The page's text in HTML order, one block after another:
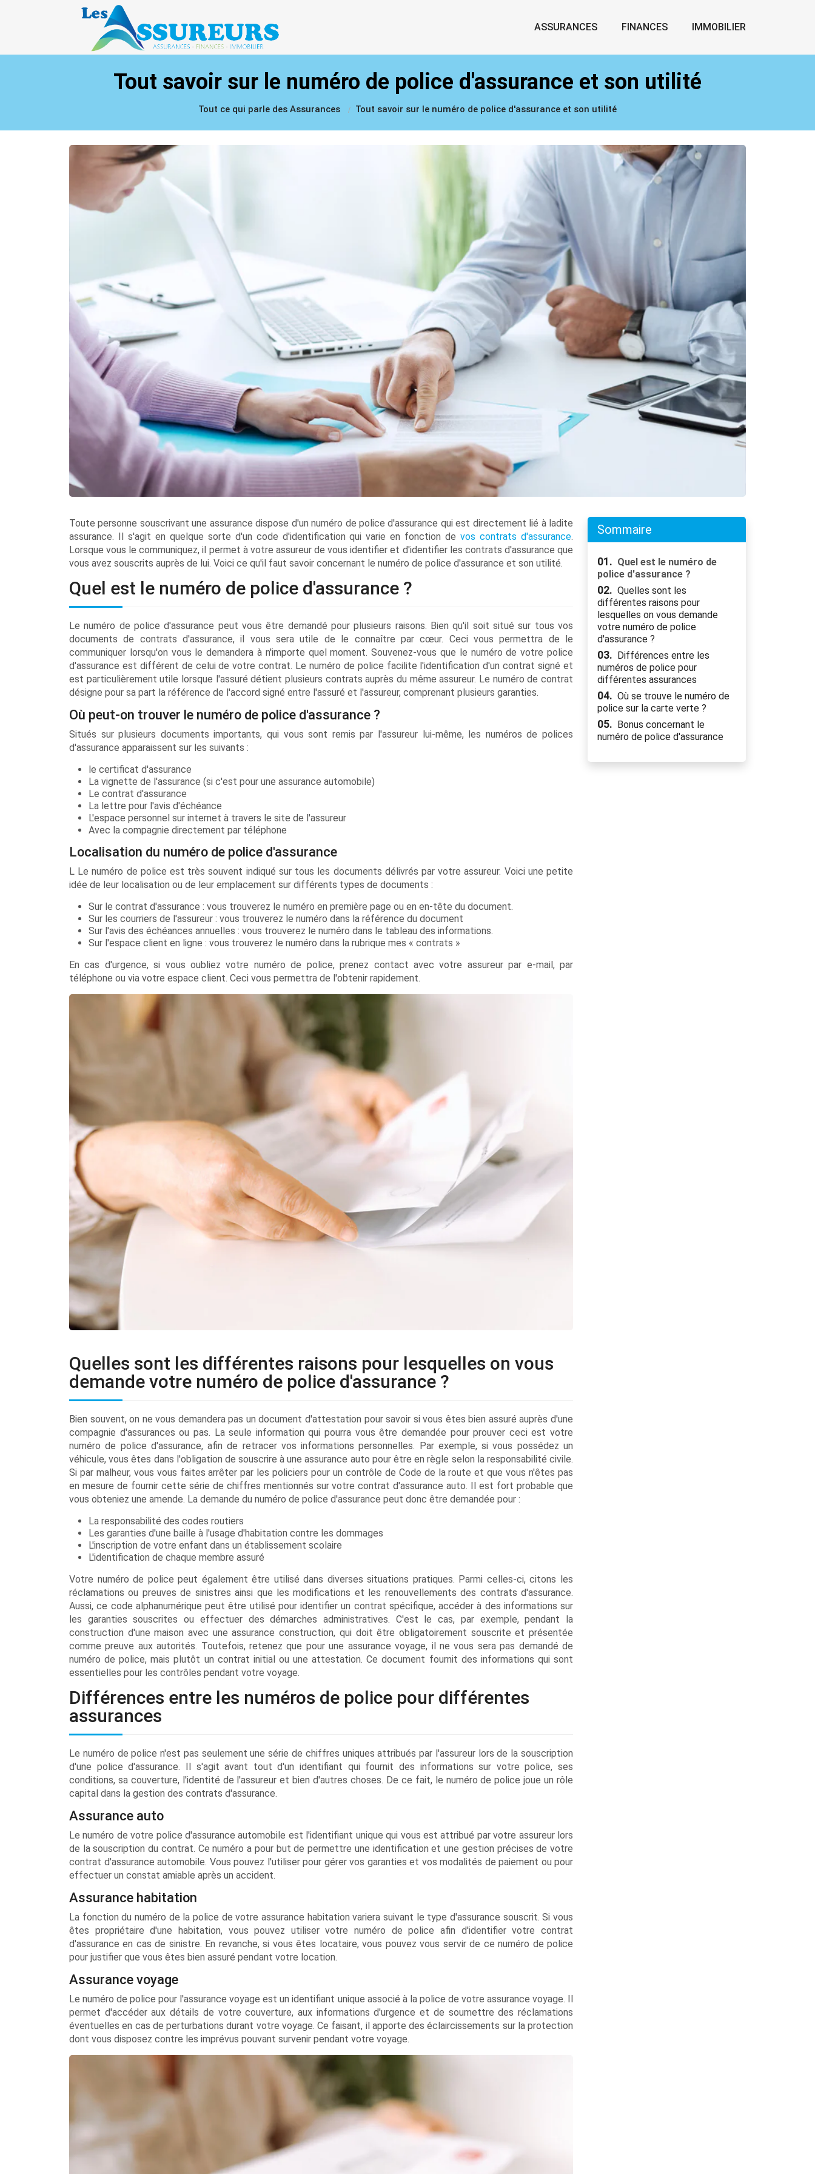
ASSURANCES FINANCES IMMOBILIER
Tout savoir sur le numéro de police d'assurance et son utilité
Tout ce qui parle des Assurances Tout savoir sur le numéro de police d'assurance et son utilité
Toute personne souscrivant une assurance dispose d'un numéro de police d'assurance qui est directement lié à ladite
assurance. Il s'agit en quelque sorte d'un code d'identification qui varie en fonction devos contrats d'assurance.
Lorsque vous le communiquez, il permet à votre assureur de vous identifier et d'identifier les contrats d'assurance que
vous avez souscrits auprès de lui. Voici ce qu'il faut savoir concernant le numéro de police d'assurance et son utilité.
Quel est le numéro de police d'assurance ?
Le numéro de police d'assurance peut vous être demandé pour plusieurs raisons. Bien qu'il soit situé sur tous vos
documents de contrats d'assurance, il vous sera utile de le connaître par cœur. Ceci vous permettra de le
communiquer lorsqu'on vous le demandera à n'importe quel moment. Souvenez-vous que le numéro de votre police
d'assurance est différent de celui de votre contrat. Le numéro de police facilite l'identification d'un contrat signé et
est particulièrement utile lorsque l'assuré détient plusieurs contrats auprès du même assureur. Le numéro de contrat
désigne pour sa part la référence de l'accord signé entre l'assuré et l'assureur, comprenant plusieurs garanties.
Où peut-on trouver le numéro de police d'assurance ?
Situés sur plusieurs documents importants, qui vous sont remis par l'assureur lui-même, les numéros de polices
d'assurance apparaissent sur les suivants :
le certificat d'assurance
La vignette de l'assurance (si c'est pour une assurance automobile)
Le contrat d'assurance
La lettre pour l'avis d'échéance
L'espace personnel sur internet à travers le site de l'assureur
Avec la compagnie directement par téléphone
Localisation du numéro de police d'assurance
L Le numéro de police est très souvent indiqué sur tous les documents délivrés par votre assureur. Voici une petite
idée de leur localisation ou de leur emplacement sur différents types de documents :
Sur le contrat d'assurance : vous trouverez le numéro en première page ou en en-tête du document.
Sur les courriers de l'assureur : vous trouverez le numéro dans la référence du document
Sur l'avis des échéances annuelles : vous trouverez le numéro dans le tableau des informations.
Sur l'espace client en ligne : vous trouverez le numéro dans la rubrique mes « contrats »
En cas d'urgence, si vous oubliez votre numéro de police, prenez contact avec votre assureur par e-mail, par
téléphone ou via votre espace client. Ceci vous permettra de l'obtenir rapidement.
Quelles sont les différentes raisons pour lesquelles on vous
demande votre numéro de police d'assurance ?
Bien souvent, on ne vous demandera pas un document d'attestation pour savoir si vous êtes bien assuré auprès d'une
compagnie d'assurances ou pas. La seule information qui pourra vous être demandée pour prouver ceci est votre
numéro de police d'assurance, afin de retracer vos informations personnelles. Par exemple, si vous possédez un
véhicule, vous êtes dans l'obligation de souscrire à une assurance auto pour être en règle selon la responsabilité civile.
Si par malheur, vous vous faites arrêter par les policiers pour un contrôle de Code de la route et que vous n'êtes pas
en mesure de fournir cette série de chiffres mentionnés sur votre contrat d'assurance auto. Il est fort probable que
vous obteniez une amende. La demande du numéro de police d'assurance peut donc être demandée pour :
La responsabilité des codes routiers
Les garanties d'une baille à l'usage d'habitation contre les dommages
L'inscription de votre enfant dans un établissement scolaire
L'identification de chaque membre assuré
Votre numéro de police peut également être utilisé dans diverses situations pratiques. Parmi celles-ci, citons les
réclamations ou preuves de sinistres ainsi que les modifications et les renouvellements des contrats d'assurance.
Aussi, ce code alphanumérique peut être utilisé pour identifier un contrat spécifique, accéder à des informations sur
les garanties souscrites ou effectuer des démarches administratives. C'est le cas, par exemple, pendant la
construction d'une maison avec une assurance construction, qui doit être obligatoirement souscrite et présentée
comme preuve aux autorités. Toutefois, retenez que pour une assurance voyage, il ne vous sera pas demandé de
numéro de police, mais plutôt un contrat initial ou une attestation. Ce document fournit des informations qui sont
essentielles pour les contrôles pendant votre voyage.
Différences entre les numéros de police pour différentes
assurances
Le numéro de police n'est pas seulement une série de chiffres uniques attribués par l'assureur lors de la souscription
d'une police d'assurance. Il s'agit avant tout d'un identifiant qui fournit des informations sur votre police, ses
conditions, sa couverture, l'identité de l'assureur et bien d'autres choses. De ce fait, le numéro de police joue un rôle
capital dans la gestion des contrats d'assurance.
Assurance auto
Le numéro de votre police d'assurance automobile est l'identifiant unique qui vous est attribué par votre assureur lors
de la souscription du contrat. Ce numéro a pour but de permettre une identification et une gestion précises de votre
contrat d'assurance automobile. Vous pouvez l'utiliser pour gérer vos garanties et vos modalités de paiement ou pour
effectuer un constat amiable après un accident.
Assurance habitation
La fonction du numéro de la police de votre assurance habitation variera suivant le type d'assurance souscrit. Si vous
êtes propriétaire d'une habitation, vous pouvez utiliser votre numéro de police afin d'identifier votre contrat
d'assurance en cas de sinistre. En revanche, si vous êtes locataire, vous pouvez vous servir de ce numéro de police
pour justifier que vous êtes bien assuré pendant votre location.
Assurance voyage
Le numéro de police pour l'assurance voyage est un identifiant unique associé à la police de votre assurance voyage. Il
permet d'accéder aux détails de votre couverture, aux informations d'urgence et de soumettre des réclamations
éventuelles en cas de perturbations durant votre voyage. Ce faisant, il apporte des éclaircissements sur la protection
dont vous disposez contre les imprévus pouvant survenir pendant votre voyage.
Sommaire
01. Quel est le numéro de
police d'assurance ?
02. Quelles sont les
différentes raisons pour
lesquelles on vous demande
votre numéro de police
d'assurance ?
03. Différences entre les
numéros de police pour
différentes assurances
04. Où se trouve le numéro de
police sur la carte verte ?
05. Bonus concernant le
numéro de police d'assurance